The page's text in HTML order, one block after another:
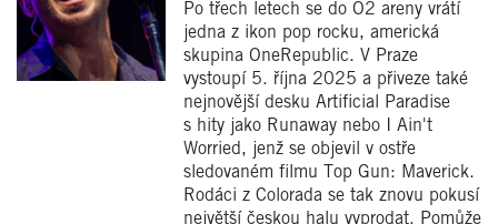
Po třech letech se do O2 areny vrátí
jedna z ikon pop rocku, americká
skupina OneRepublic. V Praze
vystoupí 5. října 2025 a přiveze také
nejnovější desku Artificial Paradise
s hity jako Runaway nebo I Ain't
Worried, jenž se objevil v ostře
sledovaném filmu Top Gun: Maverick.
Rodáci z Colorada se tak znovu pokusí
největší českou halu vyprodat. Pomůže